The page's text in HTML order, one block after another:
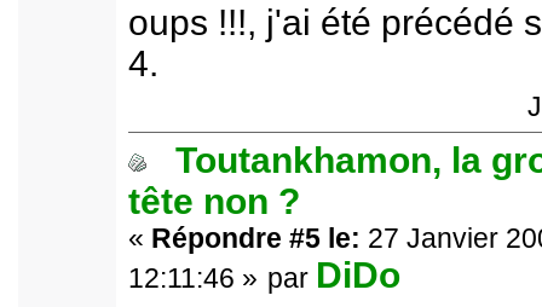
oups !!!, j'ai été précédé
4.
Toutankhamon, la
tête non ?
« Répondre #5 le: 27 Janvier
12:11:46 » par DiDo